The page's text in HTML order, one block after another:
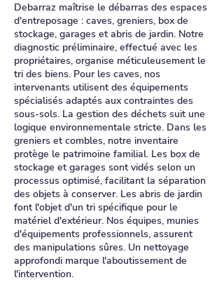
Debarraz maîtrise le débarras des espaces
d'entreposage : caves, greniers, box de
stockage, garages et abris de jardin. Notre
diagnostic préliminaire, effectué avec les
propriétaires, organise méticuleusement le
tri des biens. Pour les caves, nos
intervenants utilisent des équipements
spécialisés adaptés aux contraintes des
sous-sols. La gestion des déchets suit une
logique environnementale stricte. Dans les
greniers et combles, notre inventaire
protège le patrimoine familial. Les box de
stockage et garages sont vidés selon un
processus optimisé, facilitant la séparation
des objets à conserver. Les abris de jardin
font l'objet d'un tri spécifique pour le
matériel d'extérieur. Nos équipes, munies
d'équipements professionnels, assurent
des manipulations sûres. Un nettoyage
approfondi marque l'aboutissement de
l'intervention.